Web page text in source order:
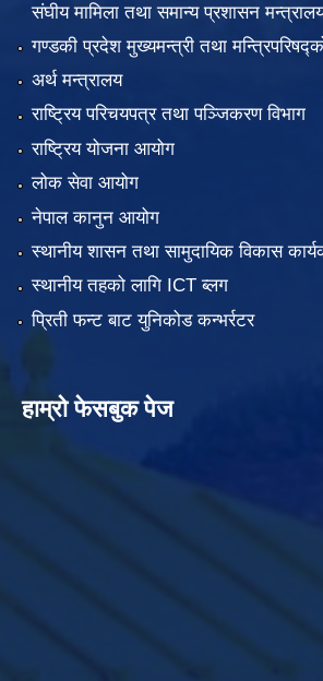
संघीय मामिला तथा समान्य प्रशासन
गण्डकी प्रदेश मुख्यमन्त्री तथा
अर्थ मन्त्रालय
राष्ट्रिय परिचयपत्र तथा पञ्जिकरण विभाग
राष्ट्रिय योजना आयोग
लोक सेवा आयोग
नेपाल कानुन आयोग
स्थानीय शासन तथा सामुदायिक विकास
स्थानीय तहको लागि ICT ब्लग
प्रिती फन्ट बाट युनिकोड कन्भर्रटर
हाम्रो फेसबुक पेज